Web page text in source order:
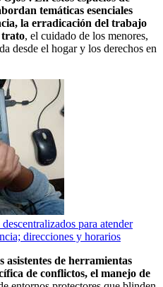
temáticas esenciales
la erradicación del trabajo
trato, el cuidado de los menores,
desde el hogar y los derechos en
para atender
direcciones y horarios
asistentes de herramientas
de conflictos, el manejo de